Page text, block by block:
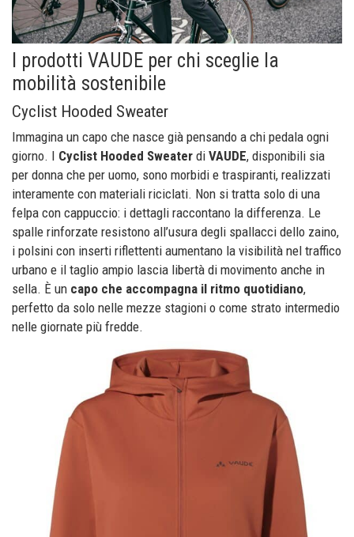
I prodotti VAUDE per chi sceglie la
mobilità sostenibile
Cyclist Hooded Sweater
Immagina un capo che nasce già pensando a chi pedala ogni
giorno. I Cyclist Hooded Sweater di VAUDE, disponibili sia
per donna che per uomo, sono morbidi e traspiranti, realizzati
interamente con materiali riciclati. Non si tratta solo di una
felpa con cappuccio: i dettagli raccontano la differenza. Le
spalle rinforzate resistono all’usura degli spallacci dello zaino,
i polsini con inserti riflettenti aumentano la visibilità nel traffico
urbano e il taglio ampio lascia libertà di movimento anche in
sella. È un capo che accompagna il ritmo quotidiano,
perfetto da solo nelle mezze stagioni o come strato intermedio
nelle giornate più fredde.